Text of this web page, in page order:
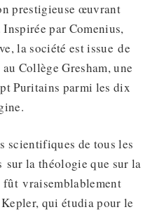
prestigieuse œuvrant
par Comenius,
la société est issue de
Collège Gresham, une
Puritains parmi les dix
scientifiques de tous les
la théologie que sur la
fût vraisemblablement
qui étudia pour le